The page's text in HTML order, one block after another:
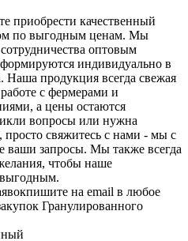
приобрести качественный
по выгодным ценам. Мы
оптовым
индивидуально в
Наша продукция всегда свежая
с фермерами и
а цены остаются
вопросы или нужна
свяжитесь с нами - мы с
ваши запросы. Мы также всегда
чтобы наше
пишите на email в любое
Гранулированного